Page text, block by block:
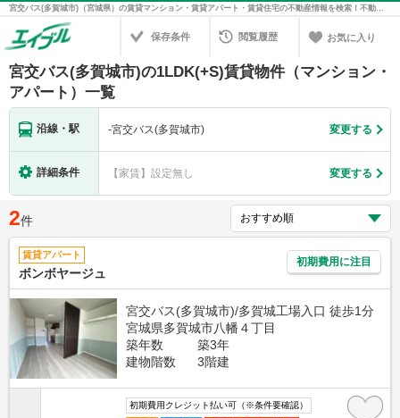
宮交バス(多賀城市)（宮城県）の賃貸マンション・賃貸アパート・賃貸住宅の不動産情報を検索！不動産賃貸の物件探しは、お部屋探しのエイブル
保存条件 閲覧履歴 お気に入り
宮交バス(多賀城市)の1LDK(+S)賃貸物件（マンション・
アパート）一覧
沿線・駅 -宮交バス(多賀城市) 変更する
詳細条件 【家賃】設定無し 変更する
2件
賃貸アパート
ボンボヤージュ
初期費用に注目
宮交バス(多賀城市)/多賀城工場入口 徒歩1分
宮城県多賀城市八幡４丁目
築年数
築3年
建物階数
3階建
初期費用クレジット払い可（※条件要確認）